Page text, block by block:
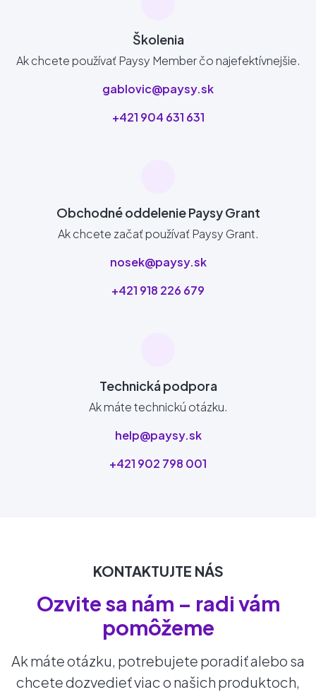
Školenia
Ak chcete používať Paysy Member čo najefektívnejšie.
gablovic@paysy.sk
+421 904 631 631
Obchodné oddelenie Paysy Grant
Ak chcete začať používať Paysy Grant.
nosek@paysy.sk
+421 918 226 679
Technická podpora
Ak máte technickú otázku.
help@paysy.sk
+421 902 798 001
KONTAKTUJTE NÁS
Ozvite sa nám – radi vám
pomôžeme
Ak máte otázku, potrebujete poradiť alebo sa
chcete dozvedieť viac o našich produktoch,